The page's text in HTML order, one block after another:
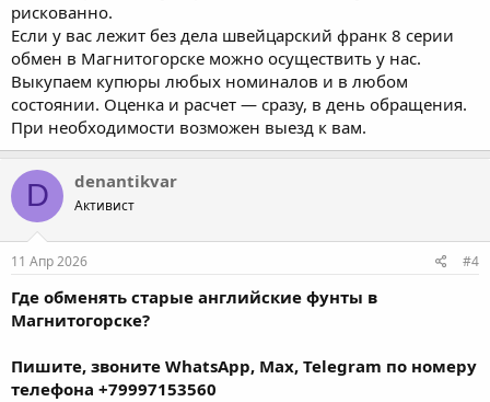
рискованно.
Если у вас лежит без дела швейцарский франк 8 серии
обмен в Магнитогорске можно осуществить у нас.
Выкупаем купюры любых номиналов и в любом
состоянии. Оценка и расчет — сразу, в день обращения.
При необходимости возможен выезд к вам.
D denantikvar
Активист
11 Апр 2026 #4
Где обменять старые английские фунты в
Магнитогорске?
Пишите, звоните WhatsApp, Max, Telegram по номеру
телефона +79997153560